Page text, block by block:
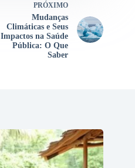
PRÓXIMO
Mudanças
Climáticas e Seus
Impactos na Saúde
Pública: O Que
Saber